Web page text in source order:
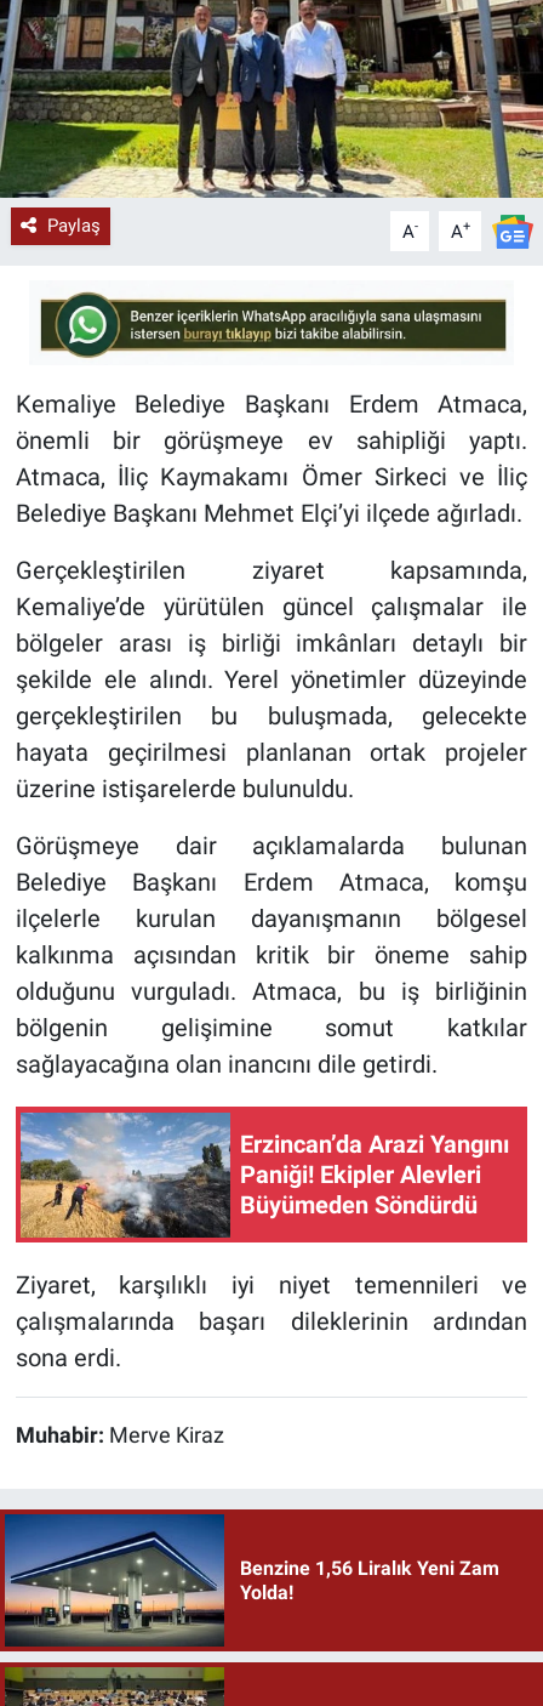
Paylaş A- A+
Kemaliye Belediye Başkanı Erdem Atmaca,
önemli bir görüşmeye ev sahipliği yaptı.
Atmaca, İliç Kaymakamı Ömer Sirkeci ve İliç
Belediye Başkanı Mehmet Elçi’yi ilçede ağırladı.
Gerçekleştirilen ziyaret kapsamında,
Kemaliye’de yürütülen güncel çalışmalar ile
bölgeler arası iş birliği imkânları detaylı bir
şekilde ele alındı. Yerel yönetimler düzeyinde
gerçekleştirilen bu buluşmada, gelecekte
hayata geçirilmesi planlanan ortak projeler
üzerine istişarelerde bulunuldu.
Görüşmeye dair açıklamalarda bulunan
Belediye Başkanı Erdem Atmaca, komşu
ilçelerle kurulan dayanışmanın bölgesel
kalkınma açısından kritik bir öneme sahip
olduğunu vurguladı. Atmaca, bu iş birliğinin
bölgenin gelişimine somut katkılar
sağlayacağına olan inancını dile getirdi.
Erzincan’da Arazi Yangını
Paniği! Ekipler Alevleri
Büyümeden Söndürdü
Ziyaret, karşılıklı iyi niyet temennileri ve
çalışmalarında başarı dileklerinin ardından
sona erdi.
Muhabir: Merve Kiraz
Benzine 1,56 Liralık Yeni Zam
Yolda!
SPOR
YAŞAM
RESMİ İLAN